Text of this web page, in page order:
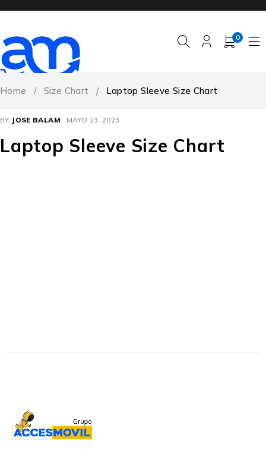
0
Home / Size Chart / Laptop Sleeve Size Chart
BY JOSE BALAM MAYO 23, 2023
Laptop Sleeve Size Chart